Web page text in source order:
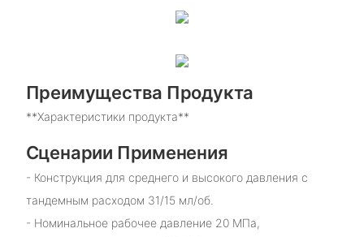
Преимущества Продукта
**Характеристики продукта**
Сценарии Применения
- Конструкция для среднего и высокого давления с
тандемным расходом 31/15 мл/об.
- Номинальное рабочее давление 20 МПа,